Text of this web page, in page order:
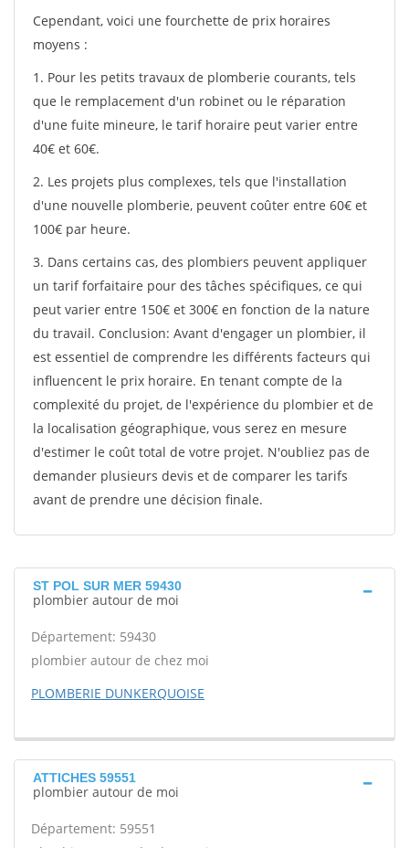
Cependant, voici une fourchette de prix horaires
moyens :
1. Pour les petits travaux de plomberie courants, tels
que le remplacement d'un robinet ou le réparation
d'une fuite mineure, le tarif horaire peut varier entre
40€ et 60€.
2. Les projets plus complexes, tels que l'installation
d'une nouvelle plomberie, peuvent coûter entre 60€ et
100€ par heure.
3. Dans certains cas, des plombiers peuvent appliquer
un tarif forfaitaire pour des tâches spécifiques, ce qui
peut varier entre 150€ et 300€ en fonction de la nature
du travail. Conclusion: Avant d'engager un plombier, il
est essentiel de comprendre les différents facteurs qui
influencent le prix horaire. En tenant compte de la
complexité du projet, de l'expérience du plombier et de
la localisation géographique, vous serez en mesure
d'estimer le coût total de votre projet. N'oubliez pas de
demander plusieurs devis et de comparer les tarifs
avant de prendre une décision finale.
ST POL SUR MER 59430
plombier autour de moi
Département: 59430
plombier autour de chez moi
PLOMBERIE DUNKERQUOISE
ATTICHES 59551
plombier autour de moi
Département: 59551